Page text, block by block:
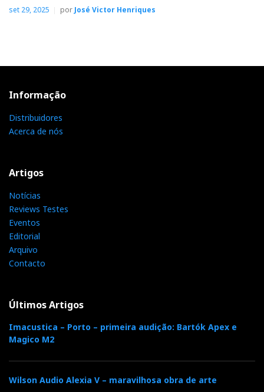
set 29, 2025 porJosé Victor Henriques
Informação
Distribuidores
Acerca de nós
Artigos
Notícias
Reviews Testes
Eventos
Editorial
Arquivo
Contacto
Últimos Artigos
Imacustica – Porto – primeira audição: Bartók Apex e
Magico M2
Wilson Audio Alexia V – maravilhosa obra de arte